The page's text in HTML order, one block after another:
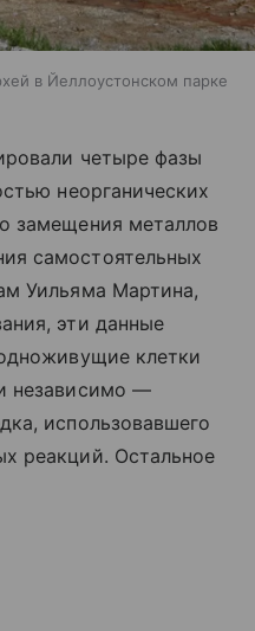
в Йеллоустонском парке
четыре фазы
неорганических
замещения металлов
самостоятельных
Уильяма Мартина,
эти данные
клетки
независимо —
использовавшего
реакций. Остальное